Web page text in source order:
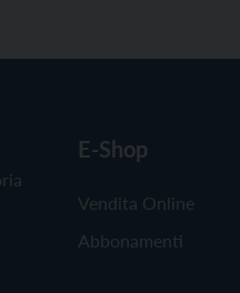
E-Shop
Vendita Online
Abbonamenti